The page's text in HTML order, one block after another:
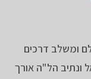
ומשלב דרכים
ונתיב הל"ה אורך